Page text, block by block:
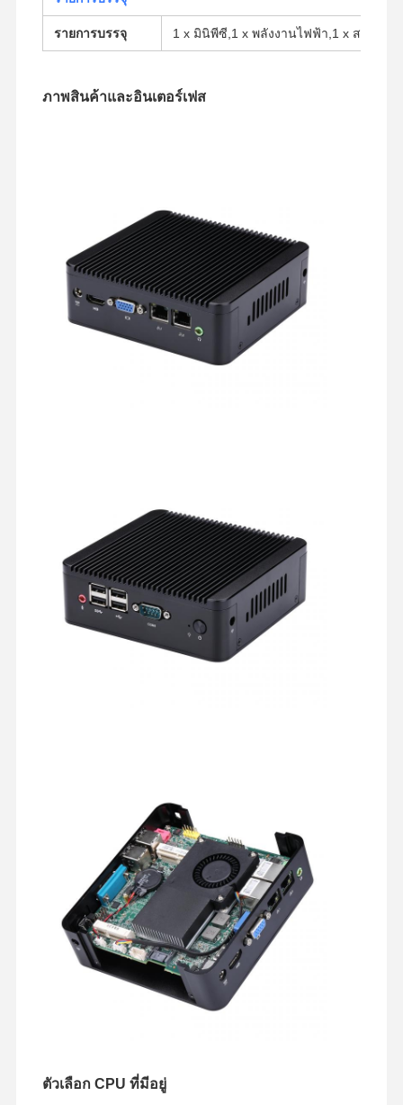
รายการบรรจุ 1 x มินิพีซี,1 x พลังงานไฟฟ้า,1 x สายไฟฟ้
ภาพสินค้าและอินเตอร์เฟส
ตัวเลือก CPU ที่มีอยู่